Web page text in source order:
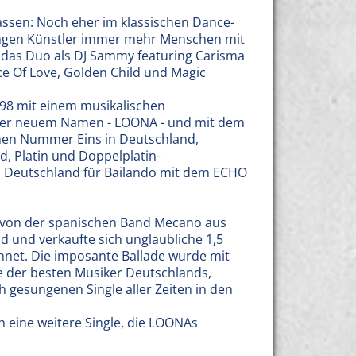
Noch eher im klassischen Dance-
Künstler immer mehr Menschen mit
Duo als DJ Sammy featuring Carisma
Of Love, Golden Child und Magic
mit einem musikalischen
neuem Namen - LOONA - und mit dem
Nummer Eins in Deutschland,
Platin und Doppelplatin-
für Bailando mit dem ECHO
der spanischen Band Mecano aus
und verkaufte sich unglaubliche 1,5
Die imposante Ballade wurde mit
der besten Musiker Deutschlands,
Single aller Zeiten in den
eine weitere Single, die LOONAs